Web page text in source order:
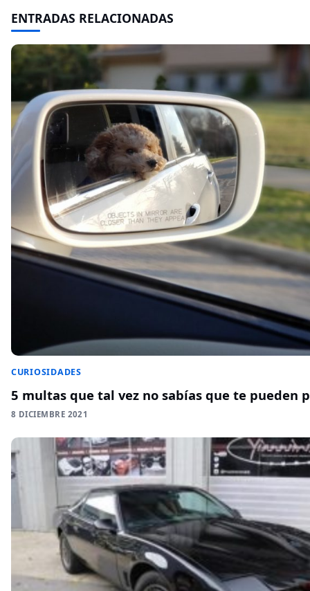
ENTRADAS RELACIONADAS
CURIOSIDADES
5 multas que tal vez no sabías que te pueden
8 DICIEMBRE 2021